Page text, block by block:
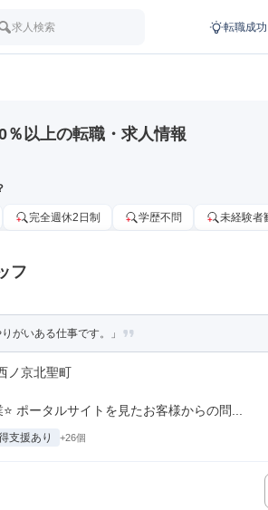
求人検索 転職成
以上の転職・求人情報
完全週休2日制 学歴不問 未経験者
フ
がいある仕事です。」
ノ京北聖町
ポータルサイトを見たお客様からの問...
支援あり +26個